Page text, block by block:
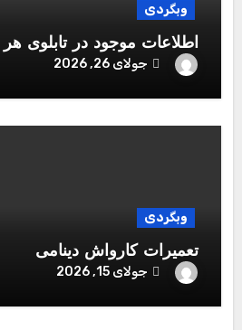
وبگردی
اطلاعات موجود در تابلوی
جولای 26, 2026
وبگردی
تعمیرات کارواش دینامی
جولای 15, 2026